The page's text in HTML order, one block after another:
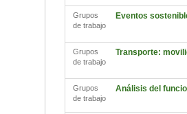
Grupos
de trabajo
Eventos
Grupos
de trabajo
Transporte:
Grupos
de trabajo
Análisis del